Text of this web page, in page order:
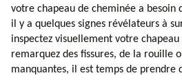
votre chapeau de cheminée a besoin
il y a quelques signes révélateurs à
inspectez visuellement votre chapeau
remarquez des fissures, de la rouille
manquantes, il est temps de prendre